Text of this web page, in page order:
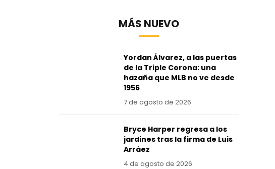
MÁS NUEVO
Yordan Álvarez, a las puertas
de la Triple Corona: una
hazaña que MLB no ve desde
1956
7 de agosto de 2026
Bryce Harper regresa a los
jardines tras la firma de Luis
Arráez
4 de agosto de 2026